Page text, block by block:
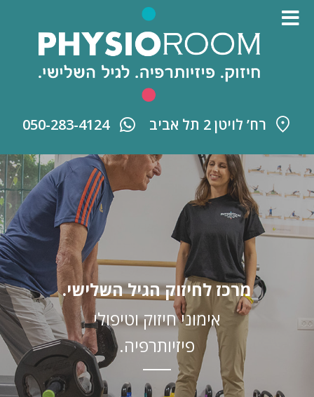
רח’ לויטן 2 תל אביב 050-283-4124
מרכז לחיזוק הגיל השלישי.
אימוני חיזוק וטיפולי
פיזיותרפיה.